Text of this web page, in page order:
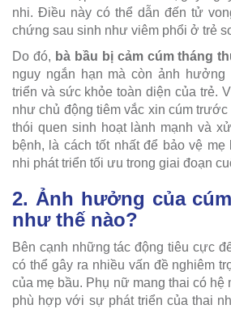
nhi. Điều này có thể dẫn đến tử
chứng sau sinh như viêm phổi ở trẻ
Do đó, bà bầu bị cảm cúm tháng
nguy ngắn hạn mà còn ảnh
triển và sức khỏe toàn diện của trẻ.
như chủ động tiêm vắc xin cúm
thói quen sinh hoạt lành mạnh và
bệnh, là cách tốt nhất để bảo vệ mẹ
nhi phát triển tối ưu trong giai đoạn
2. Ảnh hưởng của
như thế nào?
Bên cạnh những tác động tiêu cực
có thể gây ra nhiều vấn đề nghiêm
của mẹ bầu. Phụ nữ mang thai có hệ
phù hợp với sự phát triển của thai